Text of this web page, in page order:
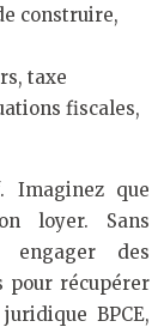
construire,
taxe
fiscales,
Imaginez que
loyer. Sans
engager des
pour récupérer
BPCE,